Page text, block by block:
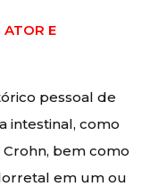
ATOR E
pessoal de
intestinal, como
bem como
em um ou